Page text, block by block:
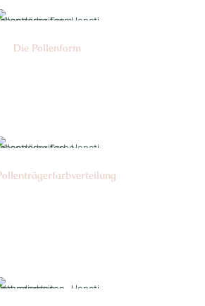
Die Pollen­form